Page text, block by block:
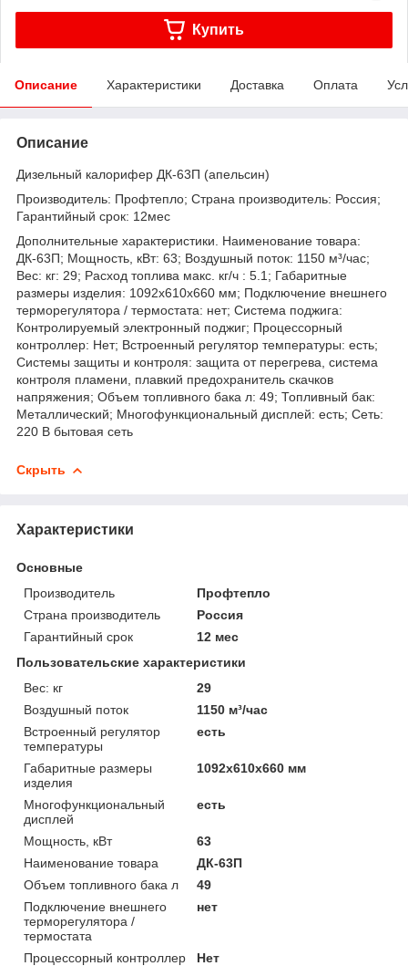
Купить
Описание Характеристики Доставка Оплата
Описание
Дизельный калорифер ДК-63П (апельсин)
Производитель: Профтепло; Страна производитель: Россия;
Гарантийный срок: 12мес
Дополнительные характеристики. Наименование товара:
ДК-63П; Мощность, кВт: 63; Воздушный поток: 1150 м³/час;
Вес: кг: 29; Расход топлива макс. кг/ч : 5.1; Габаритные
размеры изделия: 1092х610х660 мм; Подключение внешнего
терморегулятора / термостата: нет; Система поджига:
Контролируемый электронный поджиг; Процессорный
контроллер: Нет; Встроенный регулятор температуры: есть;
Системы защиты и контроля: защита от перегрева, система
контроля пламени, плавкий предохранитель скачков
напряжения; Объем топливного бака л: 49; Топливный бак:
Металлический; Многофункциональный дисплей: есть; Сеть:
220 В бытовая сеть
Скрыть
Характеристики
Основные
Производитель
Профтепло
Страна производитель
Россия
Гарантийный срок
12 мес
Пользовательские характеристики
Вес: кг
29
Воздушный поток
1150 м³/час
Встроенный регулятор
температуры
есть
Габаритные размеры
изделия
1092х610х660 мм
Многофункциональный
дисплей
есть
Мощность, кВт
63
Наименование товара
ДК-63П
Объем топливного бака л
49
Подключение внешнего
терморегулятора /
термостата
нет
Процессорный контроллер
Нет